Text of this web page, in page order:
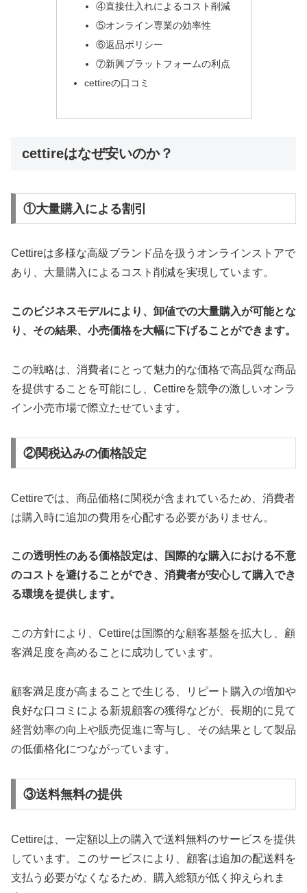
④直接仕入れによるコスト削減
⑤オンライン専業の効率性
⑥返品ポリシー
⑦新興プラットフォームの利点
cettireの口コミ
cettireはなぜ安いのか？
①大量購入による割引
Cettireは多様な高級ブランド品を扱うオンラインストアで
あり、大量購入によるコスト削減を実現しています。
このビジネスモデルにより、卸値での大量購入が可能とな
り、その結果、小売価格を大幅に下げることができます。
この戦略は、消費者にとって魅力的な価格で高品質な商品
を提供することを可能にし、Cettireを競争の激しいオンラ
イン小売市場で際立たせています。
②関税込みの価格設定
Cettireでは、商品価格に関税が含まれているため、消費者
は購入時に追加の費用を心配する必要がありません。
この透明性のある価格設定は、国際的な購入における不意
のコストを避けることができ、消費者が安心して購入でき
る環境を提供します。
この方針により、Cettireは国際的な顧客基盤を拡大し、顧
客満足度を高めることに成功しています。
顧客満足度が高まることで生じる、リピート購入の増加や
良好な口コミによる新規顧客の獲得などが、長期的に見て
経営効率の向上や販売促進に寄与し、その結果として製品
の低価格化につながっています。
③送料無料の提供
Cettireは、一定額以上の購入で送料無料のサービスを提供
しています。このサービスにより、顧客は追加の配送料を
支払う必要がなくなるため、購入総額が低く抑えられま